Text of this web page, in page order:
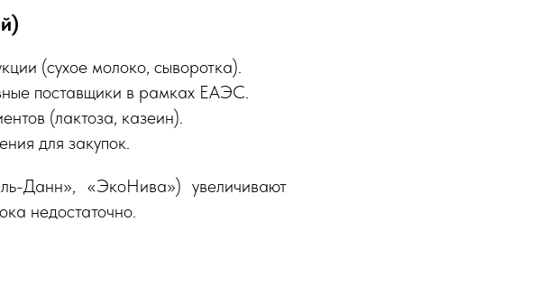
(сухое молоко, сыворотка).
поставщики в рамках ЕАЭС.
(лактоза, казеин).
для закупок.
Данн», «ЭкоНива») увеличивают
недостаточно.